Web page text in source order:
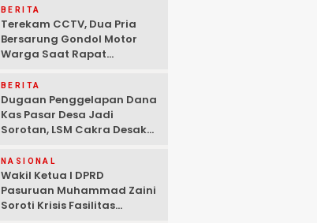
Tuntas “6 Eks Ketua PAC
Cabut Laporan”
BERITA
Terekam CCTV, Dua Pria
Bersarung Gondol Motor
Warga Saat Rapat
BERITA
Dugaan Penggelapan Dana
Kas Pasar Desa Jadi
Sorotan, LSM Cakra Desak
NASIONAL
Wakil Ketua I DPRD
Pasuruan Muhammad Zaini
Soroti Krisis Fasilitas